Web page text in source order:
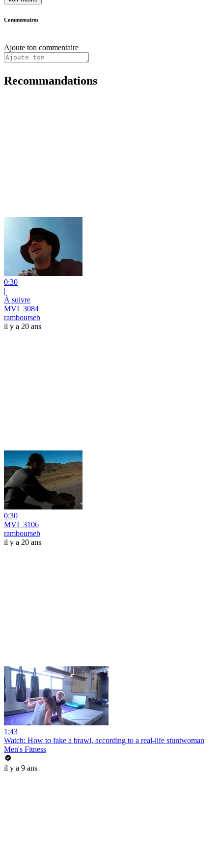
Commentaires
Ajoute ton commentaire
Recommandations
0:30
|
À suivre
MVI_3084
rambourseb
il y a 20 ans
0:30
MVI_3106
rambourseb
il y a 20 ans
1:43
Watch: How to fake a brawl, according to a real-life stuntwoman
Men's Fitness
il y a 9 ans